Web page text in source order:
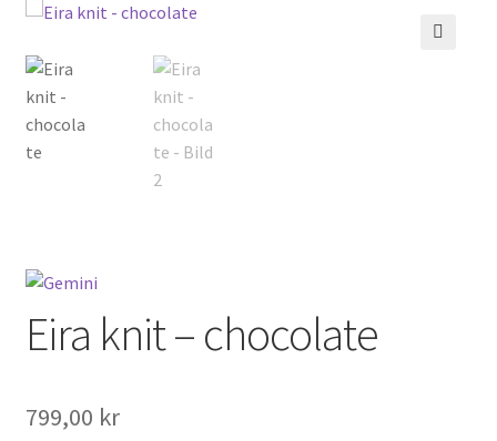
Eira knit – chocolate
799,00 kr